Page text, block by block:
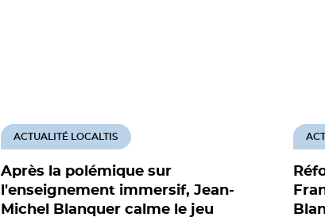
Après la polémique sur
l'enseignement immersif, Jean-
Michel Blanquer calme le jeu
ACTUALITÉ LOCALTIS